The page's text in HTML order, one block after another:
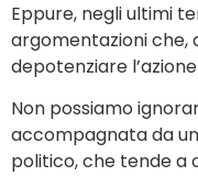
Eppure, negli ultimi
argomentazioni che,
depotenziare
Non possiamo
accompagnata da
politico, che tende a